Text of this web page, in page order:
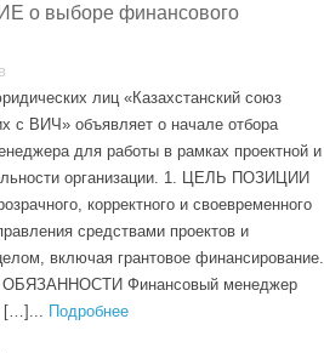
о выборе финансового
лиц «Казахстанский союз
с ВИЧ» объявляет о начале отбора
для работы в рамках проектной и
организации. 1. ЦЕЛЬ ПОЗИЦИИ
корректного и своевременного
средствами проектов и
включая грантовое финансирование.
Финансовый менеджер
[…]... Подробнее